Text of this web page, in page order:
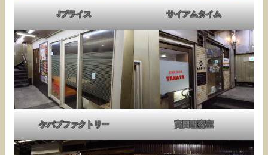
Jプライス サイアムタイム
ケバブファクトリー 高田理容室